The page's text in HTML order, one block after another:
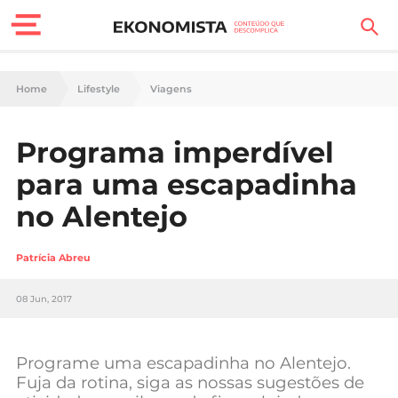
Finanças Pessoais
Carreira
Casa
Lifestyle
Sociedade
Negócios
Home Lifestyle Viagens
Programa imperdível
para uma escapadinha
no Alentejo
Patrícia Abreu
08 Jun, 2017
Programe uma escapadinha no Alentejo.
Fuja da rotina, siga as nossas sugestões de